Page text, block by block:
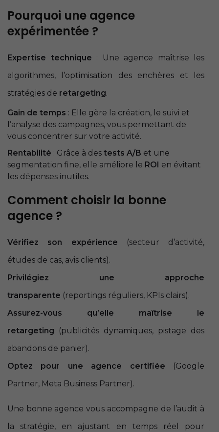
Pourquoi une agence
expérimentée ?
Expertise technique : Une agence maîtrise les
algorithmes, l’optimisation des enchères et les
stratégies de retargeting.
Gain de temps : Elle gère la création, le suivi et
l’analyse des campagnes, vous permettant de
vous concentrer sur votre activité.
Rentabilité : Grâce à des tests A/B et une
segmentation fine, elle améliore le ROI en évitant
les dépenses inutiles.
Comment choisir la bonne
agence ?
Vérifiez son expérience (secteur d’activité,
études de cas, avis clients).
Privilégiez une approche
transparente (reportings réguliers, KPIs clairs).
Assurez-vous qu’elle maîtrise le
retargeting (publicités dynamiques, pistage des
abandons de panier).
Optez pour une agence certifiée (Google
Partner, Meta Business Partner).
Une bonne agence vous accompagne de l’audit à
la stratégie, en ajustant en temps réel pour